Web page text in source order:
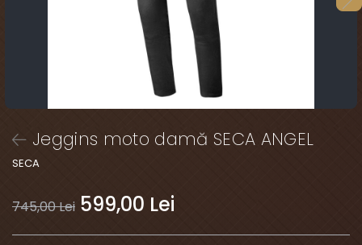
Jeggins moto damă SECA ANGEL
SECA
745,00 Lei 599,00 Lei